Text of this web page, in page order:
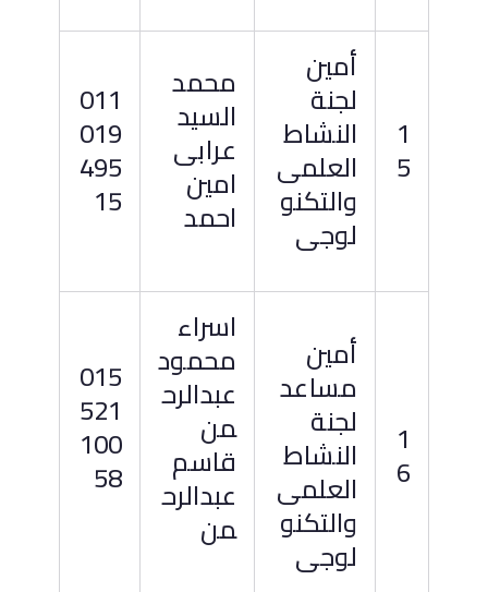
1
5
أمين
لجنة
النشاط
العلمى
والتكنو
لوجى
محمد
السيد
عرابى
امين
احمد
011
019
495
15
1
6
أمين
مساعد
لجنة
النشاط
العلمى
والتكنو
لوجى
اسراء
محمود
عبدالرح
من
قاسم
عبدالرح
من
015
521
100
58